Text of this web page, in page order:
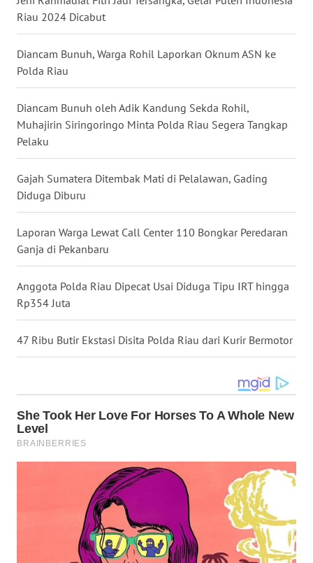
Riau 2024 Dicabut
Diancam Bunuh, Warga Rohil Laporkan Oknum ASN ke
Polda Riau
Diancam Bunuh oleh Adik Kandung Sekda Rohil,
Muhajirin Siringoringo Minta Polda Riau Segera Tangkap
Pelaku
Gajah Sumatera Ditembak Mati di Pelalawan, Gading
Diduga Diburu
Laporan Warga Lewat Call Center 110 Bongkar Peredaran
Ganja di Pekanbaru
Anggota Polda Riau Dipecat Usai Diduga Tipu IRT hingga
Rp354 Juta
47 Ribu Butir Ekstasi Disita Polda Riau dari Kurir Bermotor
WN
GORONTALO
WN
SULUT
WN
MALUKU
WN
MALUT
WN
TOBA
NIAS
LANGKAT
WN
TAPANULI
SELATAN